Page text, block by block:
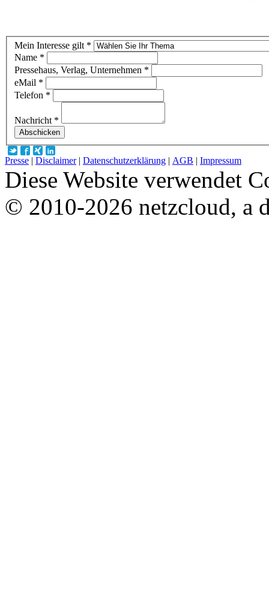
Mein Interesse gilt *
Name *
Pressehaus, Verlag, Unternehmen *
eMail *
Telefon *
Nachricht *
Presse Disclaimer| Datenschutzerklärung AGB Impressum
Diese Website verwendet
© 2010-2026 netzcloud, a